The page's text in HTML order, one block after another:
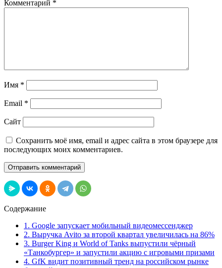
Комментарий *
Имя *
Email *
Сайт
Сохранить моё имя, email и адрес сайта в этом браузере для
последующих моих комментариев.
Содержание
1. Google запускает мобильный видеомессенджер
2. Выручка Avito за второй квартал увеличилась на 86%
3. Burger King и World of Tanks выпустили чёрный
«Танкобургер» и запустили акцию с игровыми призами
4. GfK видит позитивный тренд на российском рынке